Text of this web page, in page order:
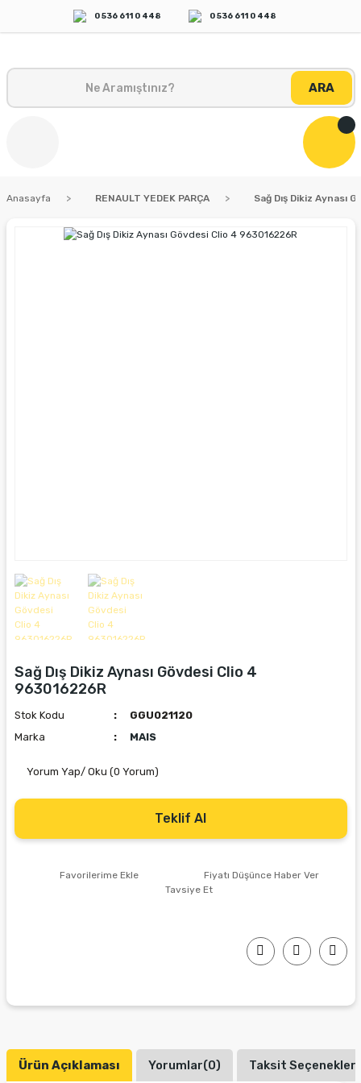
0 536 611 0 448 0 536 611 0 448
ARA
Anasayfa RENAULT YEDEK PARÇA Sağ Dış Dikiz Aynası
Sağ Dış Dikiz Aynası Gövdesi Clio 4
963016226R
Stok Kodu
GGU021120
Marka
MAIS
Yorum Yap/ Oku (0 Yorum)
Teklif Al
Fiyatı Düşünce Haber Ver
Tavsiye Et
Ürün Açıklaması Yorumlar(0) Taksit Seçenekleri